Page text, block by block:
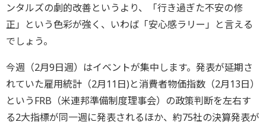
ンタルズの劇的改善というより、「行き過ぎた不安の修
正」という色彩が強く、いわば「安心感ラリー」と言える
でしょう。
今週（2月9日週）はイベントが集中します。発表が延期さ
れていた雇用統計（2月11日)と消費者物価指数（2月13日）
というFRB（米連邦準備制度理事会）の政策判断を左右す
る2大指標が同一週に発表されるほか、約75社の決算発表が